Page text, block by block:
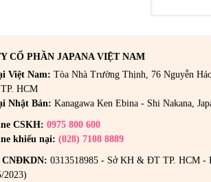
CỔ PHẦN JAPANA VIỆT NAM
Việt Nam: Tòa Nhà Trường Thịnh, 76 Nguyễn
HCM
Nhật Bản: Kanagawa Ken Ebina - Shi Nakana,
CSKH: 0975 800 600
khiếu nại: (028) 7108 8889
CNĐKDN: 0313518985 - Sở KH & ĐT TP. HCM -
2023)